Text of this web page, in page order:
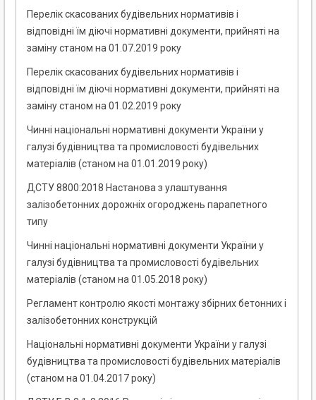
Перелік скасованих будівельних нормативів і
відповідні їм діючі нормативні документи, прийняті на
заміну станом на 01.07.2019 року
Перелік скасованих будівельних нормативів і
відповідні їм діючі нормативні документи, прийняті на
заміну станом на 01.02.2019 року
Чинні національні нормативні документи України у
галузі будівництва та промисловості будівельних
матеріалів (станом на 01.01.2019 року)
ДСТУ 8800:2018 Настанова з улаштування
залізобетонних дорожніх огороджень парапетного
типу
Чинні національні нормативні документи України у
галузі будівництва та промисловості будівельних
матеріалів (станом на 01.05.2018 року)
Регламент контролю якості монтажу збірних бетонних і
залізобетонних конструкцій
Національні нормативні документи України у галузі
будівництва та промисловості будівельних матеріалів
(станом на 01.04.2017 року)